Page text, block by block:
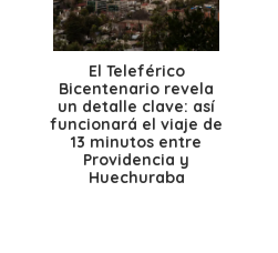
El Teleférico
Bicentenario revela
un detalle clave: así
funcionará el viaje de
13 minutos entre
Providencia y
Huechuraba